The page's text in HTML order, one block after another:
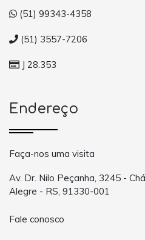
(51) 99343-4358
(51) 3557-7206
J 28.353
Endereço
Faça-nos uma visita
Av. Dr. Nilo Peçanha, 3245 -
Alegre - RS, 91330-001
Fale conosco